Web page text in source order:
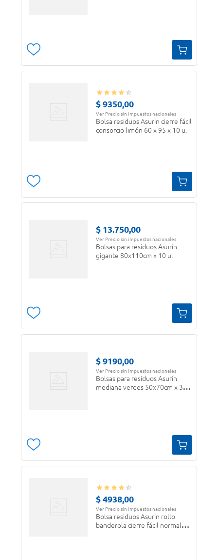
$ 9350,00
Ver Precio sin impuestos nacionales
Bolsa residuos Asurin cierre fácil
consorcio limón 60 x 95 x 10 u.
$ 13.750,00
Ver Precio sin impuestos nacionales
Bolsas para residuos Asurín
gigante 80x110cm x 10 u.
$ 9190,00
Ver Precio sin impuestos nacionales
Bolsas para residuos Asurín
mediana verdes 50x70cm x 30
$ 4938,00
Ver Precio sin impuestos nacionales
Bolsa residuos Asurin rollo
banderola cierre fácil normal